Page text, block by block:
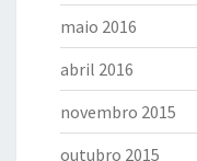
maio 2016
abril 2016
novembro 2015
outubro 2015